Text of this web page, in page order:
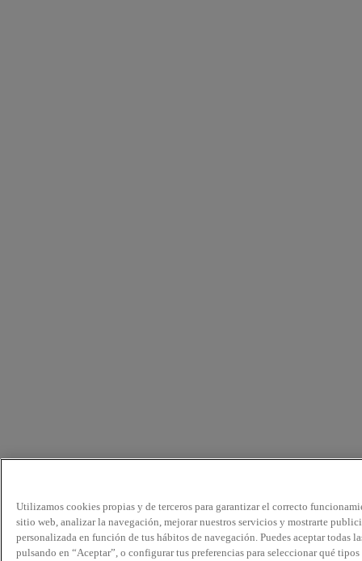
Utilizamos cookies propias y de terceros para garantizar el correcto
sitio web, analizar la navegación, mejorar nuestros servicios y mostrarte
personalizada en función de tus hábitos de navegación. Puedes aceptar todas
pulsando en “Aceptar”, o configurar tus preferencias para seleccionar qué tipos